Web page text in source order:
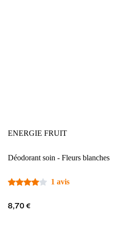
ENERGIE FRUIT
Déodorant soin - Fleurs blanches
1 avis
8,70 €